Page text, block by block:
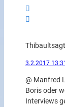
Thibault
3.2.2017
@ Manfred
Boris oder
Interviews